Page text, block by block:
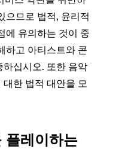
으므로 법적, 윤리적
에 유의하는 것이 중
하고 아티스트와 콘
십시오. 또한 음악
한 법적 대안을 모
레이하는